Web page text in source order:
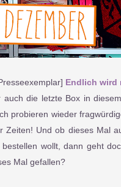
Endlich wird
auch die letzte Box in
probieren wieder
Zeiten! Und ob dieses Mal
bestellen wollt, dann geht
Mal gefallen?